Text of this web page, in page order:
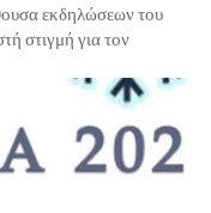
εκδηλώσεων του
στιγμή για τον